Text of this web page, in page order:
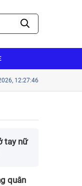
thành tín cho người mới
12:27:47
tay nữ
quân